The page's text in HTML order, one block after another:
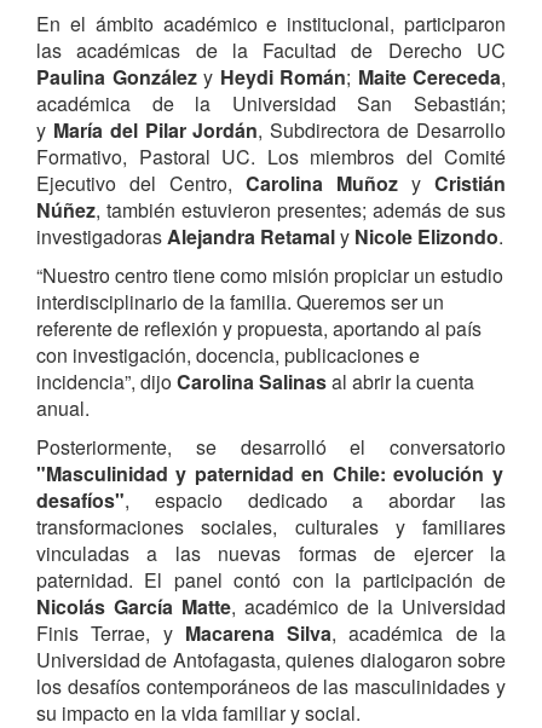
En el ámbito académico e institucional, participaron
las académicas de la Facultad de Derecho UC
Paulina Gonzálezy Heydi Román; Maite Cereceda,
académica de la Universidad San Sebastián;
y María del PilarJordán, Subdirectora de Desarrollo
Formativo, Pastoral UC. Los miembros del Comité
Ejecutivo del Centro, Carolina Muñoz y Cristián
Núñez, también estuvieron presentes; además de sus
investigadorasAlejandra Retamaly Nicole Elizondo.
“Nuestro centro tiene como misión propiciar un estudio
interdisciplinario de la familia. Queremos ser un
referente de reflexión y propuesta, aportando al país
con investigación, docencia, publicaciones e
incidencia”, dijoCarolina Salinasal abrir la cuenta
anual.
Posteriormente, se desarrolló el conversatorio
"Masculinidad y paternidad en Chile: evolución y
desafíos", espacio dedicado a abordar las
transformaciones sociales, culturales y familiares
vinculadas a las nuevas formas de ejercer la
paternidad. El panel contó con la participación de
Nicolás García Matte, académico de la Universidad
Finis Terrae, y Macarena Silva, académica de la
Universidad de Antofagasta, quienes dialogaron sobre
los desafíos contemporáneos de las masculinidades y
su impacto en la vida familiar y social.